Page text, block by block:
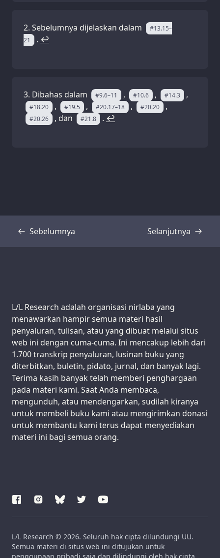
Sebelumnya dijelaskan dalam
#13.15–
21
. ↩
Dibahas dalam #9.6–11 , #10.6 , #14.3 ,
#18.20 , #19.5 , #20.17–18 , #20.20 ,
#20.26 , dan #21.8 . ↩
Sebelumnya
Transkrip Selanjutnya
Transkrip
Support us:
L/L Research adalah organisasi nirlaba yang
menawarkan hampir semua materi hasil
penyaluran, tulisan, atau yang dibuat melalui situs
web ini dengan cuma-cuma. Ini mencakup lebih dari
1.700 transkrip penyaluran, lusinan buku yang
diterbitkan, buletin, pidato, jurnal, dan banyak lagi.
Terima kasih banyak telah memberi penghargaan
pada materi kami. Saat Anda membaca,
mengunduh, atau mendengarkan, sudilah kiranya
untuk membeli buku kami atau mengirimkan donasi
untuk membantu kami terus dapat menyediakan
materi ini bagi semua orang.
L/L Research © 2026. Seluruh hak cipta dilundungi UU.
Semua materi di situs web ini ditujukan untuk
penggunaan pribadi saja dan dilindungi oleh hak cipta.